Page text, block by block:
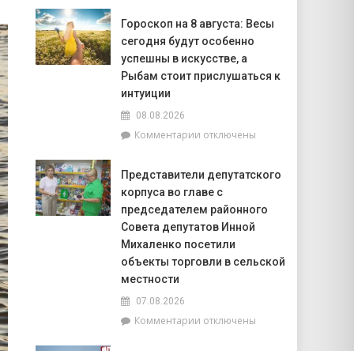
Гороскоп на 8 августа: Весы
сегодня будут особенно
успешны в искусстве, а
Рыбам стоит прислушаться к
интуиции
08.08.2026
Комментариик
на
8
августа:
Весы
сегодня
особенно
отключены
Представители депутатского
корпуса во главе с
председателем районного
Совета депутатов Инной
Михаленко посетили
объекты торговли в сельской
местности
07.08.2026
Комментариикотключены